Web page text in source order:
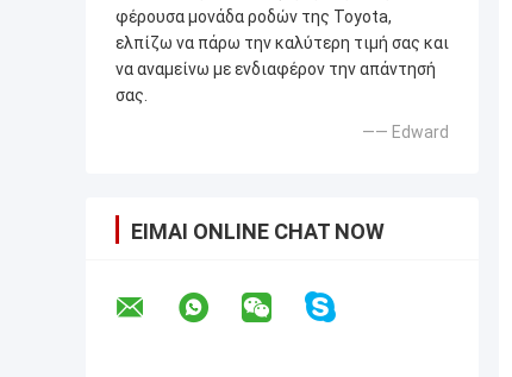
φέρουσα μονάδα ροδών της Toyota,
ελπίζω να πάρω την καλύτερη τιμή σας και
να αναμείνω με ενδιαφέρον την απάντησή
σας.
—— Edward
ΕΊΜΑΙ ONLINE CHAT NOW